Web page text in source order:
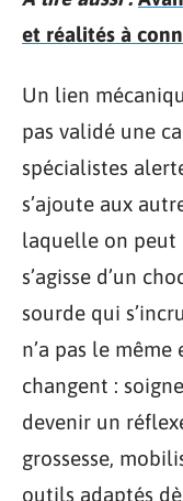
et réalités à
Un lien
pas validé une
spécialistes
s’ajoute aux
laquelle on peut
s’agisse d’un
sourde qui
n’a pas le
changent :
devenir un
grossesse,
outils adaptés